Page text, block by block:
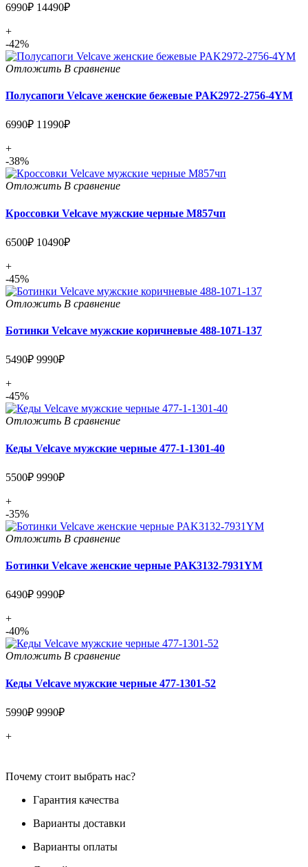
6990₽ 14490₽
+
-42%
Отложить В сравнение
Полусапоги Velcave женские бежевые PAK2972-2756-4YM
6990₽ 11990₽
+
-38%
Отложить В сравнение
Кроссовки Velcave мужские черные М857чп
6500₽ 10490₽
+
-45%
Отложить В сравнение
Ботинки Velcave мужские коричневые 488-1071-137
5490₽ 9990₽
+
-45%
Отложить В сравнение
Кеды Velcave мужские черные 477-1-1301-40
5500₽ 9990₽
+
-35%
Отложить В сравнение
Ботинки Velcave женские черные PAK3132-7931YM
6490₽ 9990₽
+
-40%
Отложить В сравнение
Кеды Velcave мужские черные 477-1301-52
5990₽ 9990₽
+
Почему стоит выбрать нас?
Гарантия качества
Варианты доставки
Варианты оплаты